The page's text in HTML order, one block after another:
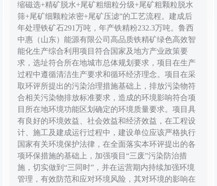
缩磁选+精矿脱水+尾矿粗细粒分级+尾矿粗颗粒脱水
筛+尾矿细颗粒浓密+尾矿压滤”的工艺流程。建成后
年处理铁矿石291万吨，年产铁精粉232.3万吨。鲁西
中惠（山东）能源有限公司高品质铁精矿绿色高效智
能化生产综合利用项目符合国家及地方产业政策要
求，选址符合所在地城市总体规划要求，项目在生产
过程中遵循清洁生产要求和循环经济理念。项目在采
取环评所提出的污染治理措施基础上，排放污染物符
合相关污染物排放标准要求，造成的环境影响符合项
目所在地环境功能区划确定的环境质量要求。项目具
有良好的环境效益、社会效益和经济效益，在工程设
计、施工及建成运行过程中，建设单位应该严格执行
国家有关环境保护法律，在全面落实本环评提出的各
项环保措施的基础上，加强项目“三废”污染防治措
施，切实做到“三同时”，并在运营期内持续加强环境
管理，有效防范和应对环境风险，其对环境的影响在